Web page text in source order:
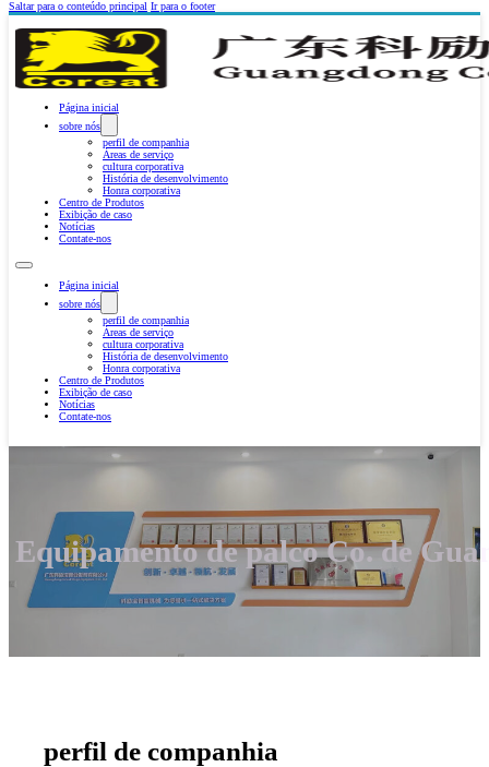
Saltar para o conteúdo principal Ir para o footer
Página inicial
sobre nós
perfil de companhia
Áreas de serviço
cultura corporativa
História de desenvolvimento
Honra corporativa
Centro de Produtos
Exibição de caso
Notícias
Contate-nos
Página inicial
sobre nós
perfil de companhia
Áreas de serviço
cultura corporativa
História de desenvolvimento
Honra corporativa
Centro de Produtos
Exibição de caso
Notícias
Contate-nos
Equipamento de palco Co. de
perfil de companhia